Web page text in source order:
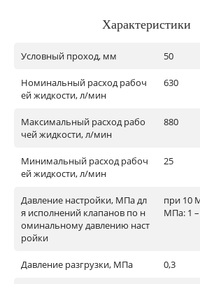
Характеристики
Условный проход, мм 50
Номинальный расход рабоч
ей жидкости, л/мин
630
Максимальный расход рабо
чей жидкости, л/мин
880
Минимальный расход рабоч
ей жидкости, л/мин
25
Давление настройки, МПа дл
я исполнений клапанов по н
оминальному давлению наст
ройки
при 10
МПа: 1
Давление разгрузки, МПа 0,3